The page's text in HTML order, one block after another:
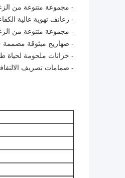
- مجموعة متنوعة من
- زعانف تهوية عالية
- مجموعة متنوعة من
- صهاريج مبثوقة مصممة
- خزانات ملحومة لحياة
- صمامات تصريف